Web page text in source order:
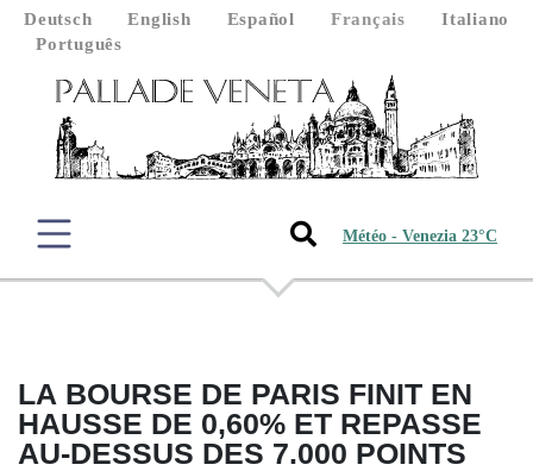
Deutsch English Español Français
Italiano
Português
Météo - Venezia 23°C
LA BOURSE DE PARIS FINIT EN
HAUSSE DE 0,60% ET REPASSE
AU-DESSUS DES 7.000 POINTS